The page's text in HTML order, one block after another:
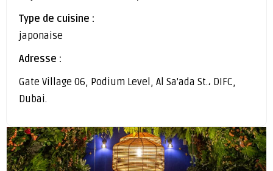
Type de cuisine :
japonaise
Adresse :
Gate Village 06, Podium Level, Al Sa'ada St.، DIFC,
Dubai.